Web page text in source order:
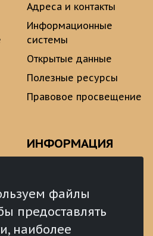
файлы
предоставлять
наиболее
Адреса и контакты
Информационные
системы
Открытые данные
Полезные ресурсы
Правовое просвещение
ИНФОРМАЦИЯ
аналитические
материалы
Реализация Послания